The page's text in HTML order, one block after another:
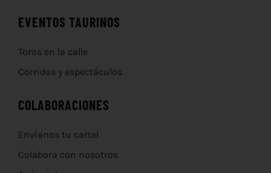
EVENTOS TAURINOS
Toros en la calle
Corridas y espectáculos
COLABORACIONES
Envíanos tu cartel
Colabora con nosotros